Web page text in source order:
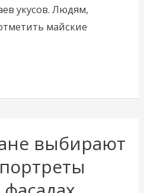
укусов. Людям,
майские
выбирают